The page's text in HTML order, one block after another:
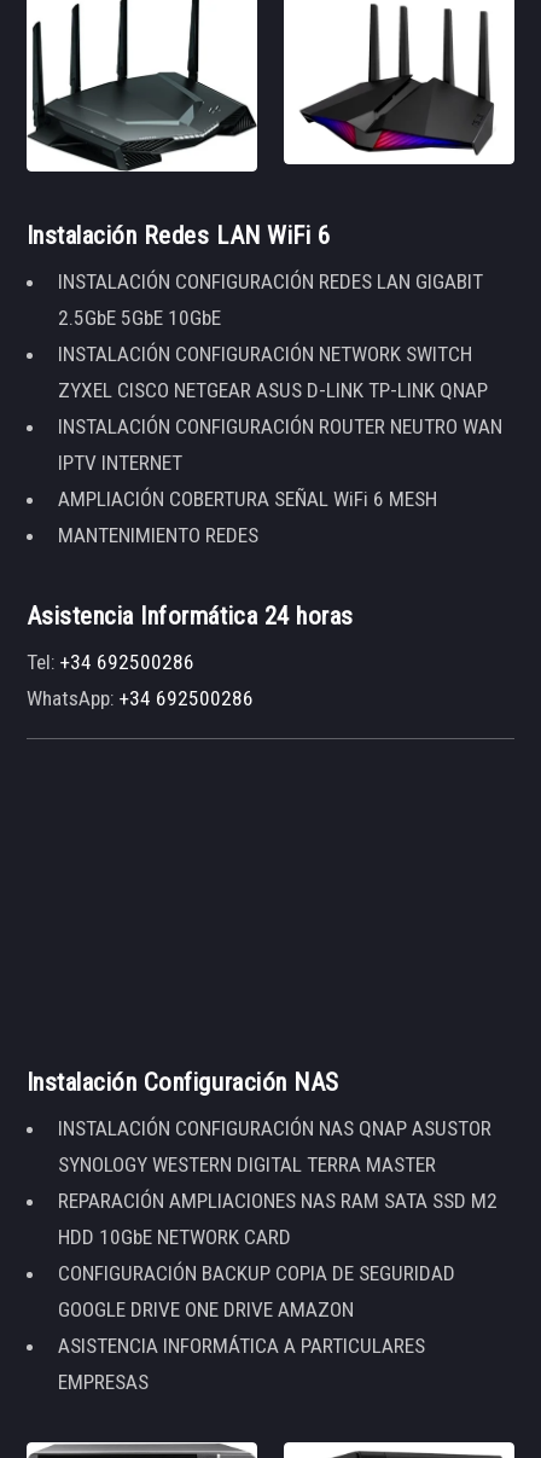
Instalación Redes LAN WiFi 6
INSTALACIÓN CONFIGURACIÓN REDES LAN GIGABIT
2.5GbE 5GbE 10GbE
INSTALACIÓN CONFIGURACIÓN NETWORK SWITCH
ZYXEL CISCO NETGEAR ASUS D-LINK TP-LINK QNAP
INSTALACIÓN CONFIGURACIÓN ROUTER NEUTRO WAN
IPTV INTERNET
AMPLIACIÓN COBERTURA SEÑAL WiFi 6 MESH
MANTENIMIENTO REDES
Asistencia Informática 24 horas
Tel:+34 692500286
WhatsApp:+34 692500286
Instalación Configuración NAS
INSTALACIÓN CONFIGURACIÓN NAS QNAP ASUSTOR
SYNOLOGY WESTERN DIGITAL TERRA MASTER
REPARACIÓN AMPLIACIONES NAS RAM SATA SSD M2
HDD 10GbE NETWORK CARD
CONFIGURACIÓN BACKUP COPIA DE SEGURIDAD
GOOGLE DRIVE ONE DRIVE AMAZON
ASISTENCIA INFORMÁTICA A PARTICULARES
EMPRESAS